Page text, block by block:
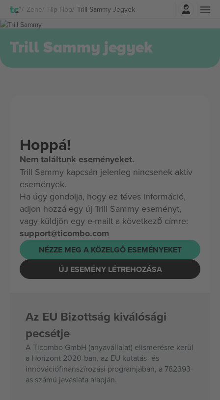
Zene Hip-Hop Trill Sammy JegyekBelépés
Trill Sammy jegyek
Hoppá!
Nem találtunk eseményeket.
Trill Sammy kapcsán jelenleg nincsenek aktív
események.
Ha úgy gondolja, hogy ez téves információ,
adjon hozzá egy új Trill Sammy eseményt,
vagy küldjön egy e-mailt a következő címre:
support@ticombo.com
NÉZZE MEG A KÖZELGŐ ESEMÉNYEKET
ÚJ ESEMÉNY LÉTREHOZÁSA
Az EU Bizottság kiválósági
pecsétje
A Ticombo GmbH (anyavállalat) elismerésre kerül
a Horizont 2020-ban, az EU kutatás- és
innovációfinanszírozási programjában, a 782393-
as számú javaslata alapján.